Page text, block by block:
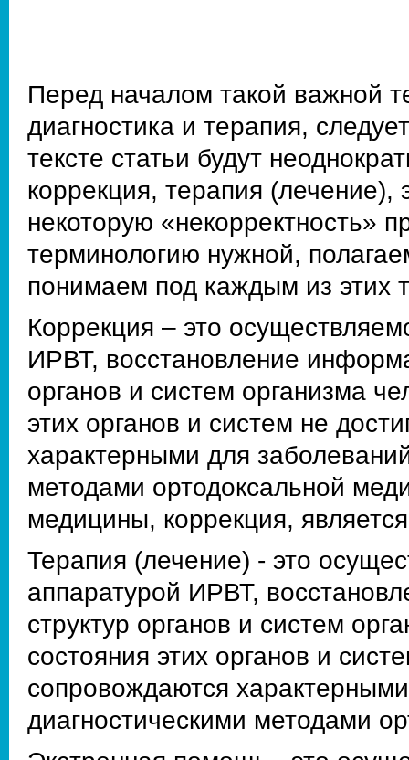
Перед началом такой важной
диагностика и терапия,
тексте статьи будут
коррекция, терапия
некоторую «некорректность»
терминологию нужной,
понимаем под каждым из этих
Коррекция – это
ИРВТ, восстановление
органов и систем организма
этих органов и систем не
характерными для
методами ортодоксальной
медицины, коррекция,
Терапия (лечение) - это
аппаратурой ИРВТ,
структур органов и систем
состояния этих органов и
сопровождаются
диагностическими методами